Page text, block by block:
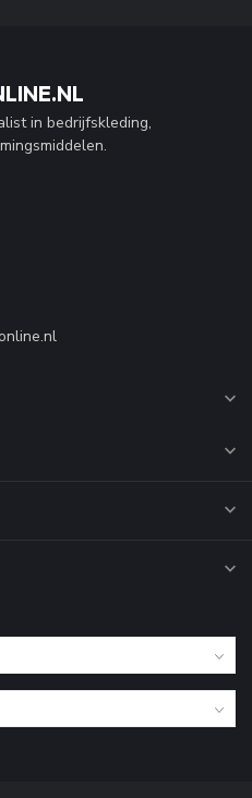
in bedrijfskleding,